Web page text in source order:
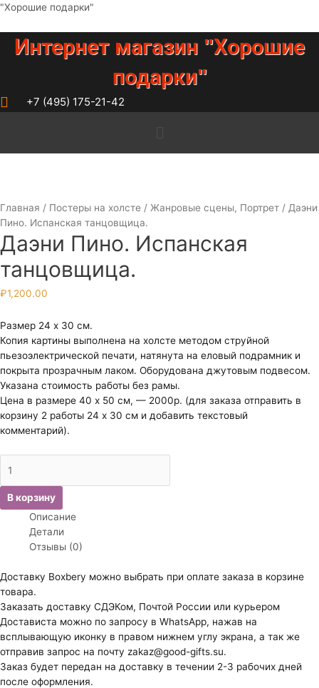
Перейти
содержимому
"Хорошие подарки"
Интернет магазин "Хорошие
подарки"
+7 (495) 175-21-42
Главная / Постеры на холсте / Жанровые сцены, Портрет / Даэни
Пино. Испанская танцовщица.
Даэни Пино. Испанская
танцовщица.
₽1,200.00
Размер 24 х 30 см.
Копия картины выполнена на холсте методом струйной
пьезоэлектрической печати, натянута на еловый подрамник и
покрыта прозрачным лаком. Оборудована джутовым подвесом.
Указана стоимость работы без рамы.
Цена в размере 40 х 50 см, — 2000р. (для заказа отправить в
корзину 2 работы 24 х 30 см и добавить текстовый
комментарий).
товара
Даэни
Пино.
Испанская
танцовщица.
В корзину
Описание
Детали
Отзывы (0)
Доставку Boxbery можно выбрать при оплате заказа в корзине
товара.
Заказать доставку СДЭКом, Почтой России или курьером
Достависта можно по запросу в WhatsApp, нажав на
всплывающую иконку в правом нижнем углу экрана, а так же
отправив запрос на почту zakaz@good-gifts.su.
Заказ будет передан на доставку в течении 2-3 рабочих дней
после оформления.